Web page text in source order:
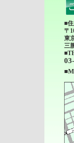
■
〒
東
三